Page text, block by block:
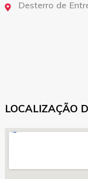
Desterro de
LOCALIZAÇÃO